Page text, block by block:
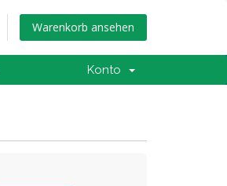
Warenkorb ansehen
Konto